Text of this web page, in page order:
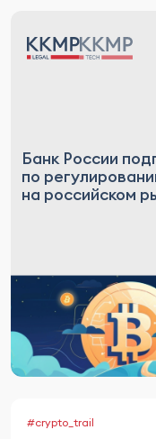
Банк России
по
на российском
#crypto_trail